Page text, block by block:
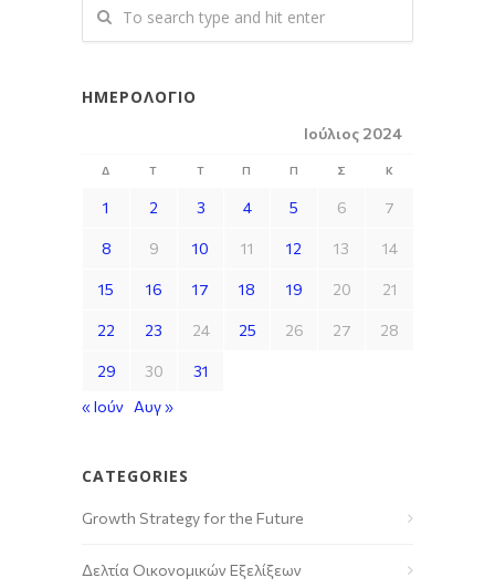
ΗΜΕΡΟΛΌΓΙΟ
Ιούλιος 2024
Δ Τ Τ Π Π Σ Κ
1 2 3 4 5 6 7
8 9 10 11 12 13 14
15 16 17 18 19 20 21
22 23 24 25 26 27 28
29 30
31
« Ιούν Αυγ »
CATEGORIES
Growth Strategy for the Future
Δελτία Οικονομικών Εξελίξεων